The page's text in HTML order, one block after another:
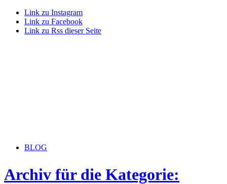
Link zu Instagram
Link zu Facebook
Link zu Rss dieser Seite
BLOG
Archiv für die Kategorie: